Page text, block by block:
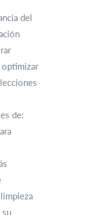
del
optimizar
de:
su